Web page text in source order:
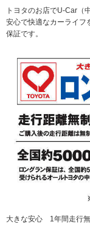
トヨタのお店でU-Car（
安心で快適なカーライフ
保証です。
大きな安心 1年間走行